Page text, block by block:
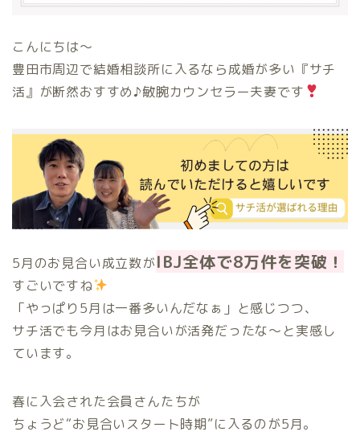
こんにちは〜
豊田市周辺で結婚相談所に入るなら成婚が多い『サチ
活』が断然おすすめ♪敏腕カウンセラー夫妻です
5月のお見合い成立数がIBJ全体で8万件を突破！
すごいですね
「やっぱり5月は一番多いんだなぁ」と感じつつ、
サチ活でも今月はお見合いが活発だったな〜と実感し
ています。
春に入会された会員さんたちが
ちょうど“お見合いスタート時期”に入るのが5月。